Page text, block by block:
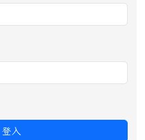
登入